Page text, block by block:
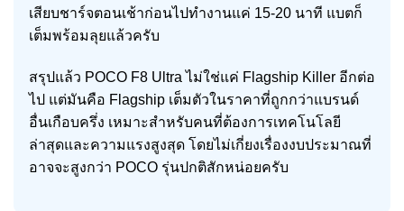
เสียบชาร์จตอนเช้าก่อนไปทำงานแค่ 15-20 นาที แบตก็
เต็มพร้อมลุยแล้วครับ
สรุปแล้ว POCO F8 Ultra ไม่ใช่แค่ Flagship Killer อีกต่อ
ไป แต่มันคือ Flagship เต็มตัวในราคาที่ถูกกว่าแบรนด์
อื่นเกือบครึ่ง เหมาะสำหรับคนที่ต้องการเทคโนโลยี
ล่าสุดและความแรงสูงสุด โดยไม่เกี่ยงเรื่องงบประมาณที่
อาจจะสูงกว่า POCO รุ่นปกติสักหน่อยครับ